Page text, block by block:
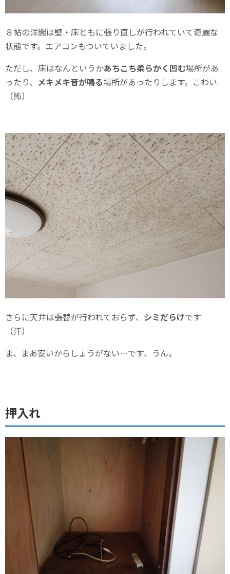
８帖の洋間は壁・床ともに張り直しが行われていて奇麗な
状態です。エアコンもついていました。
ただし、床はなんというかあちこち柔らかく凹む場所があ
ったり、 メキメキ音が鳴る場所があったりします。こわい
（怖）
さらに天井は張替が行われておらず、 シミだらけです
（汗）
ま、まあ安いからしょうがない…です、うん。
押入れ